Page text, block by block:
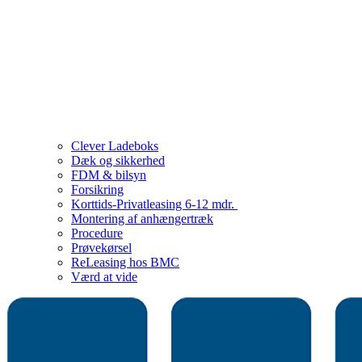
Clever Ladeboks
Dæk og sikkerhed
FDM & bilsyn
Forsikring
Korttids-Privatleasing 6-12 mdr.
Montering af anhængertræk
Procedure
Prøvekørsel
ReLeasing hos BMC
Værd at vide